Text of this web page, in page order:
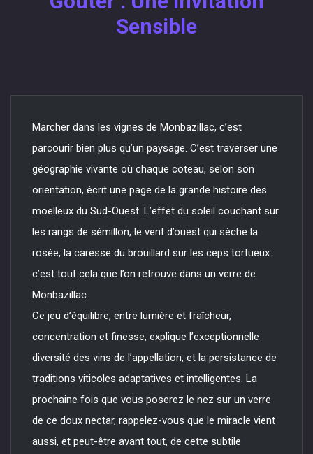
Sensible
Marcher dans les vignes de Monbazillac, c’est
parcourir bien plus qu’un paysage. C’est traverser une
géographie vivante où chaque coteau, selon son
orientation, écrit une page de la grande histoire des
moelleux du Sud-Ouest. L’effet du soleil couchant sur
les rangs de sémillon, le vent d’ouest qui sèche la
rosée, la caresse du brouillard sur les ceps tortueux :
c’est tout cela que l’on retrouve dans un verre de
Monbazillac.
Ce jeu d’équilibre, entre lumière et fraîcheur,
concentration et finesse, explique l’exceptionnelle
diversité des vins de l’appellation, et la persistance de
traditions viticoles adaptatives et intelligentes. La
prochaine fois que vous poserez le nez sur un verre
de ce doux nectar, rappelez-vous que le miracle vient
aussi, et peut-être avant tout, de cette subtile